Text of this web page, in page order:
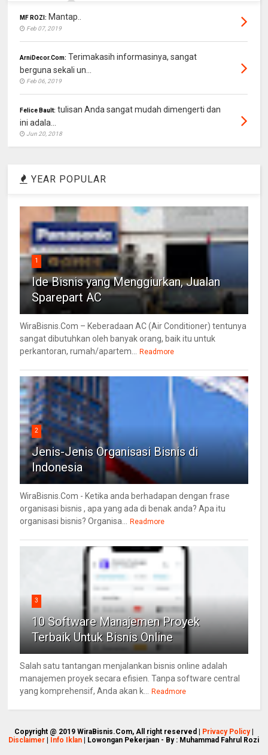
MF ROZI: Mantap..
Feb 07, 2019
ArniDecor.Com: Terimakasih informasinya, sangat
berguna sekali un...
Feb 06, 2019
Felice Bault: tulisan Anda sangat mudah dimengerti dan
ini adala...
Jun 20, 2018
YEAR POPULAR
1
Ide Bisnis yang Menggiurkan, Jualan
Sparepart AC
WiraBisnis.Com – Keberadaan AC (Air Conditioner) tentunya
sangat dibutuhkan oleh banyak orang, baik itu untuk
perkantoran, rumah/apartem...
Readmore
2
Jenis-Jenis Organisasi Bisnis di
Indonesia
WiraBisnis.Com - Ketika anda berhadapan dengan frase
organisasi bisnis , apa yang ada di benak anda? Apa itu
organisasi bisnis? Organisa...
Readmore
3
10 Software Manajemen Proyek
Terbaik Untuk Bisnis Online
Salah satu tantangan menjalankan bisnis online adalah
manajemen proyek secara efisien. Tanpa software central
yang komprehensif, Anda akan k...
Readmore
Copyright @ 2019 WiraBisnis.Com, All right reserved | Privacy Policy|
Disclaimer | Info Iklan | Lowongan Pekerjaan - By : Muhammad Fahrul Rozi